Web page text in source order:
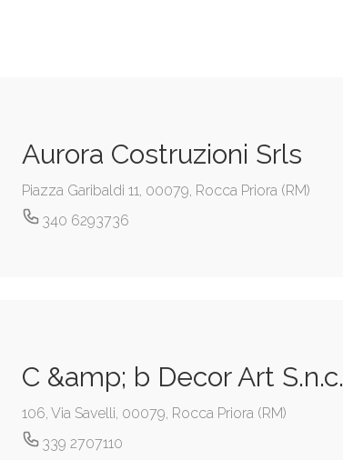
Aurora Costruzioni Srls
Piazza Garibaldi 11, 00079, Rocca Priora (RM)
340 6293736
C &amp; b Decor Art S.n.c.
106, Via Savelli, 00079, Rocca Priora (RM)
339 2707110